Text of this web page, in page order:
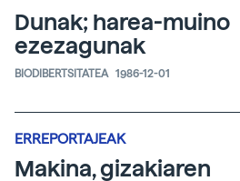
Dunak; harea-muino
ezezagunak
BIODIBERTSITATEA 1986-12-01
ERREPORTAJEAK
Makina, gizakiaren